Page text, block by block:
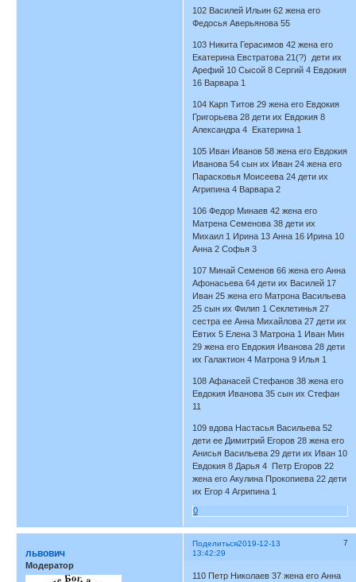
102 Василей Ильин 62 жена его
Федосья Аверьянова 55
103 Никита Герасимов 42 жена его
Екатерина Евстратова 21(?) дети их
Арефий 10 Сысой 8 Сергий 4 Евдокия
16 Варвара 1
104 Карп Титов 29 жена его Евдокия
Григорьева 28 дети их Евдокия 8
Александра 4 Екатерина 1
105 Иван Иванов 58 жена его Евдокия
Иванова 54 сын их Иван 24 жена его
Парасковья Моисеева 24 дети их
Агрипина 4 Варвара 2
106 Федор Минаев 42 жена его
Матрена Семенова 38 дети их
Михаил 1 Ирина 13 Анна 16 Ирина 10
Анна 2 Софья 3
107 Минай Семенов 66 жена его Анна
Афонасьева 64 дети их Василей 17
Иван 25 жена его Матрона Васильева
25 сын их Филип 1 Секлетинья 27
сестра ее Анна Михайлова 27 дети их
Евтих 5 Елена 3 Матрона 1 Иван Мин
29 жена его Евдокия Иванова 28 дети
их Галактион 4 Матрона 9 Илья 1
108 Афанасей Стефанов 38 жена его
Евдокия Иванова 35 сын их Стефан
11
109 вдова Настасья Васильева 52
дети ее Димитрий Егоров 28 жена его
Анисья Васильева 29 дети их Иван 10
Евдокия 8 Дарья 4 Петр Егоров 22
жена его Акулина Прокопиева 22 дети
их Егор 4 Агрипина 1
0
Поделиться 7
2019-12-13
13:42:29
львович
Модератор
110 Петр Николаев 37 жена его Анна